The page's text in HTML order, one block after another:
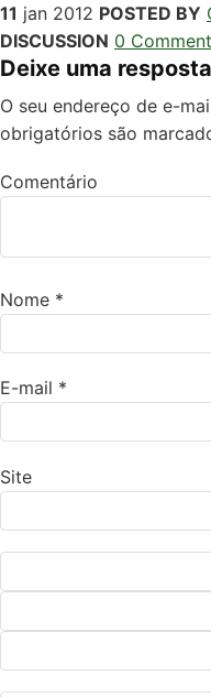
11 jan 2012 POSTED BY
DISCUSSION 0
Deixe uma resposta
O seu endereço de e-
obrigatórios são
Comentário
Nome *
E-mail *
Site